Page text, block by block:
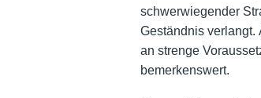
schwerwiegender
Geständnis
an strenge
bemerkenswert.